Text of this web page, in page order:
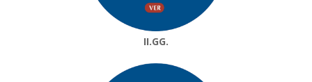
II.GG.